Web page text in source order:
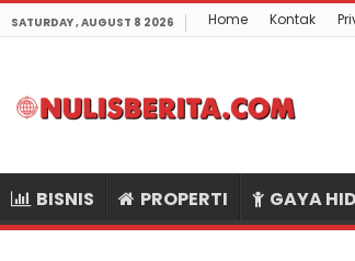
SATURDAY , AUGUST 8 2026 Home Kontak
BISNIS PROPERTI GAYA